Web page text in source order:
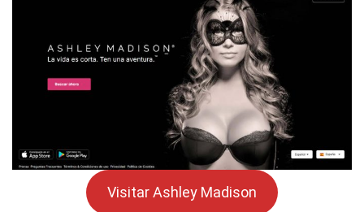
Visitar Ashley Madison